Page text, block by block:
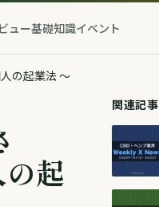
ュー基礎知識イベント
の起業法 〜
起
関連記事